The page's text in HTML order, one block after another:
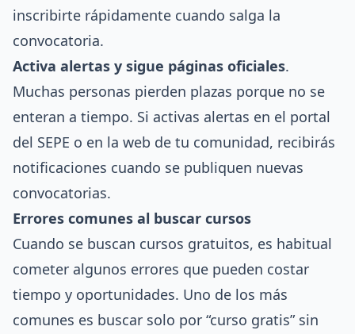
inscribirte rápidamente cuando salga la
convocatoria.
Activa alertas y sigue páginas oficiales.
Muchas personas pierden plazas porque no se
enteran a tiempo. Si activas alertas en el portal
del SEPE o en la web de tu comunidad, recibirás
notificaciones cuando se publiquen nuevas
convocatorias.
Errores comunes al buscar cursos
Cuando se buscan cursos gratuitos, es habitual
cometer algunos errores que pueden costar
tiempo y oportunidades. Uno de los más
comunes es buscar solo por “curso gratis” sin